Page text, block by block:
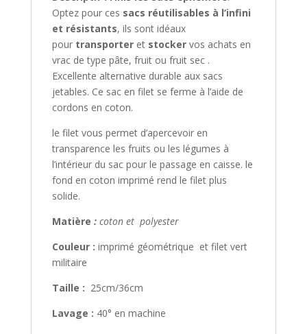
Optez pour ces sacs réutilisables à l’infini
et résistants, ils sont idéaux
pour transporter et stocker vos achats en
vrac de type pâte, fruit ou fruit sec .
Excellente alternative durable aux sacs
jetables. Ce sac en filet se ferme à l’aide de
cordons en coton.
le filet vous permet d’apercevoir en
transparence les fruits ou les légumes à
l’intérieur du sac pour le passage en caisse. le
fond en coton imprimé rend le filet plus
solide.
Matière : coton et polyester
Couleur : imprimé géométrique et filet vert
militaire
Taille : 25cm/36cm
Lavage : 40° en machine